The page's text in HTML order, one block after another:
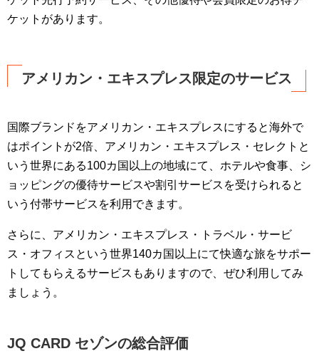
ケットがあります。
アメリカン・エキスプレス限定のサービス
国際ブランドをアメリカン・エキスプレスにすると海外で
はポイントが2倍、アメリカン・エキスプレス・セレクトと
いう世界にある100カ国以上の地域にて、ホテルや食事、シ
ョッピングの優待サービスや割引サービスを受けられると
いう付帯サービスを利用できます。
さらに、アメリカン・エキスプレス・トラベル・サービ
ス・オフィスという世界140カ国以上にて快適な旅をサポー
トしてもらえるサービスもありますので、ぜひ利用してみ
ましょう。
JQ CARD セゾンの総合評価